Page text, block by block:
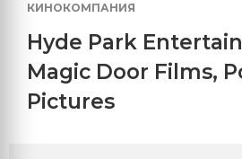
КИНОКОМПАНИЯ
Hyde Park
Magic Door Films,
Pictures